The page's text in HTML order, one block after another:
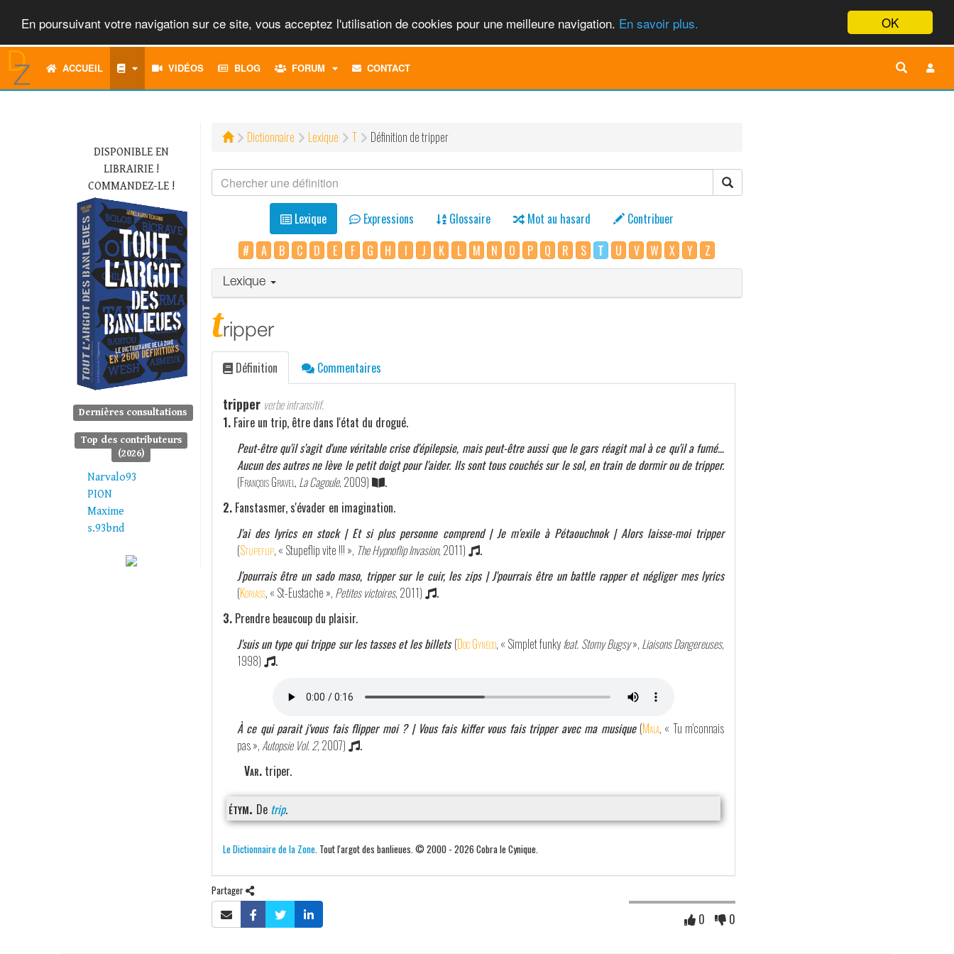
OK
En poursuivant votre navigation sur ce site, vous acceptez l'utilisation de cookies pour une meilleure navigation. En savoir plus.
ACCUEIL VIDÉOS BLOG FORUM
TOGGLECONTACT
DISPONIBLE EN
LIBRAIRIE !
COMMANDEZ-LE !
Dernières consultations
Top des contributeurs
(2026)
Narvalo93
PION
Maxime
s.93bnd
Dictionnaire Lexique T Définition de tripper
Lexique Expressions Glossaire Mot au hasard
Contribuer
#
A B C D E F G H I J K L M N O P Q R S T U V W X Y Z
Lexique
tripper
Définition Commentaires
tripper verbe intransitif.
1. Faire un trip, être dans l'état du drogué.
Peut-être qu'il s'agit d'une véritable crise d'épilepsie, mais peut-être aussi que le gars réagit mal à ce qu'il a fumé…
Aucun des autres ne lève le petit doigt pour l'aider. Ils sont tous couchés sur le sol, en train de dormir ou de tripper.
(François Gravel, La Cagoule, 2009)
.
2. Fanstasmer, s'évader en imagination.
J'ai des lyrics en stock | Et si plus personne comprend | Je m'exile à Pétaouchnok | Alors laisse-moi tripper
(Stupeflip, « Stupeflip vite !!! », The Hypnoflip Invasion, 2011)
.
J'pourrais être un sado maso, tripper sur le cuir, les zips | J'pourrais être un battle rapper et négliger mes lyrics
(Koriass, « St-Eustache », Petites victoires, 2011)
.
3. Prendre beaucoup du plaisir.
J'suis un type qui trippe sur les tasses et les billets (Doc Gynéco, « Simplet funkyfeat. Stomy Bugsy», Liaisons Dangereuses,
1998)
.
À ce qui parait j'vous fais flipper moi ? | Vous fais kiffer vous fais tripper avec ma musique (Mala, « Tu m'connais
pas »,Autopsie Vol. 2, 2007)
.
Var. triper.
étym. De trip.
Le Dictionnaire de la Zone. Tout l'argot des banlieues. © 2000 - 2026 Cobra le Cynique.
Partager
0 0